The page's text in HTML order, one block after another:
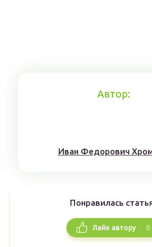
Автор:
Иван Федорович
Понравилась
Лайк автору 0